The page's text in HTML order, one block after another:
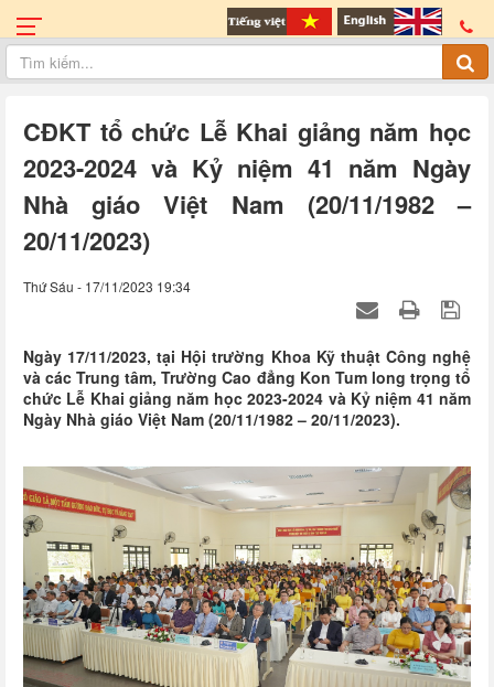
CĐKT tổ chức Lễ Khai giảng năm học
2023-2024 và Kỷ niệm 41 năm Ngày
Nhà giáo Việt Nam (20/11/1982 –
20/11/2023)
Thứ Sáu - 17/11/2023 19:34
Ngày 17/11/2023, tại Hội trường Khoa Kỹ thuật Công nghệ
và các Trung tâm, Trường Cao đẳng Kon Tum long trọng tổ
chức Lễ Khai giảng năm học 2023-2024 và Kỷ niệm 41 năm
Ngày Nhà giáo Việt Nam (20/11/1982 – 20/11/2023).